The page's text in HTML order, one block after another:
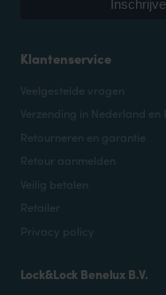
Klantenservice
Veelgestelde vragen
Verzending in Nederland en
Retourneren en garantie
Retour aanmelden
Veilig betalen
Retailer
Privacy policy
Lock&Lock Benelux B.V.